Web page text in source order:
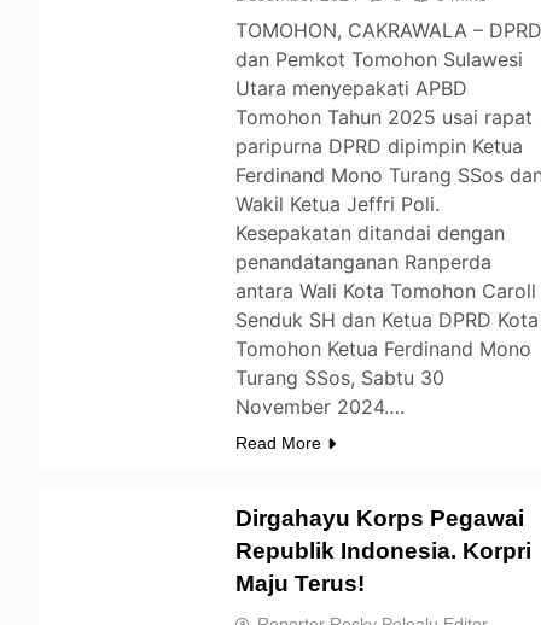
TOMOHON, CAKRAWALA –
dan Pemkot Tomohon Sulawesi
Utara menyepakati APBD
Tomohon Tahun 2025 usai rapat
paripurna DPRD dipimpin Ketua
Ferdinand Mono Turang SSos
Wakil Ketua Jeffri Poli.
Kesepakatan ditandai dengan
penandatanganan Ranperda
antara Wali Kota Tomohon Caroll
Senduk SH dan Ketua DPRD Kota
Tomohon Ketua Ferdinand Mono
Turang SSos, Sabtu 30
November 2024….
Read More
Dirgahayu Korps Pegawai
Republik Indonesia. Korpri
Maju Terus!